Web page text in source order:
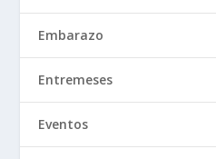
Embarazo
Entremeses
Eventos